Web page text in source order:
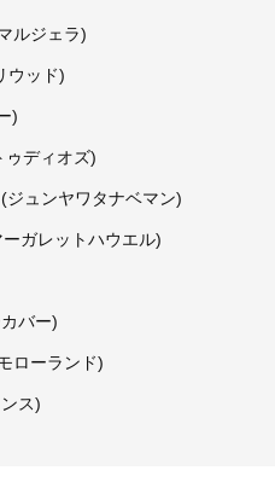
ルジェラ)
ウッド)
)
ゥディオズ)
(ジュンヤワタナベマン)
ガレットハウエル)
バー)
ローランド)
ス)